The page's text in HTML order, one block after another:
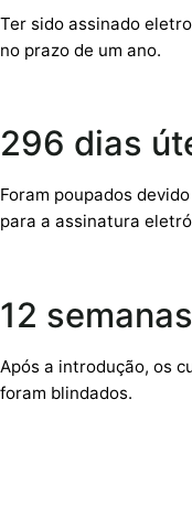
Ter sido assinado
no prazo de um ano.
296 dias
Foram poupados
para a assinatura
12 semanas
Após a introdução, os
foram blindados.